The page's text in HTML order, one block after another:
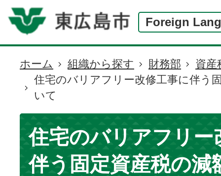
Foreign
現
位
ホーム 組織から探す 財務部
資産
住宅のバリアフリー改修工事に伴う
いて
住宅のバリアフリー
伴う固定資産税の減